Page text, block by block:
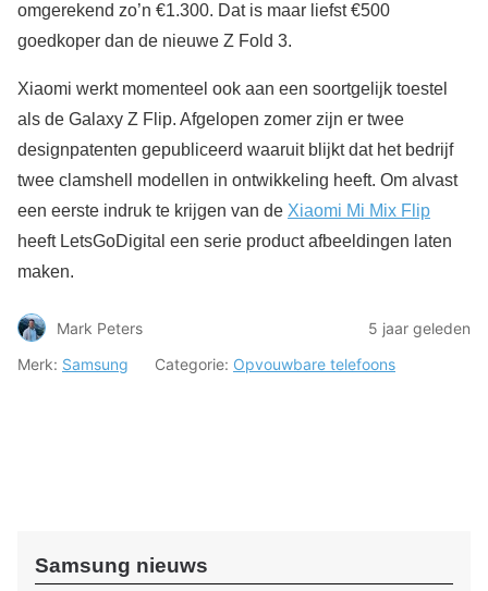
omgerekend zo’n €1.300. Dat is maar liefst €500
goedkoper dan de nieuwe Z Fold 3.
Xiaomi werkt momenteel ook aan een soortgelijk toestel
als de Galaxy Z Flip. Afgelopen zomer zijn er twee
designpatenten gepubliceerd waaruit blijkt dat het bedrijf
twee clamshell modellen in ontwikkeling heeft. Om alvast
een eerste indruk te krijgen van de Xiaomi Mi Mix Flip
heeft LetsGoDigital een serie product afbeeldingen laten
maken.
Mark Peters
5 jaar geleden
Merk: Samsung Categorie: Opvouwbare telefoons
Samsung nieuws